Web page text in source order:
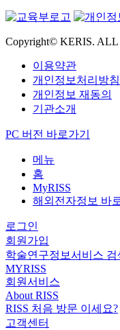
Copyright© KERIS.
이용약관
개인정보처리방침
개인정보 재동의
기관소개
PC 버전 바로가기
메뉴
홈
MyRISS
해외전자정보 바
로그인
회원가입
학술연구정보서비스 검
MYRISS
회원서비스
About RISS
RISS 처음 방문 이세요?
고객센터